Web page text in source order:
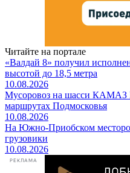
Читайте на портале
«Валдай 8» получил
высотой до 18,5 метра
10.08.2026
Мусоровоз на шасси КАМАЗ
маршрутах Подмосковья
10.08.2026
На Южно-Приобском
грузовики
10.08.2026
РЕКЛАМА